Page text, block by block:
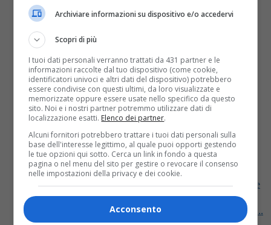
Cronaca6 anni fa
Caro preside, ci stringiamo tutti
intorno a te per la morte di Barbara
BIELLA – Tutta la comunità scolastica del Liceo “G. e
Q. Sella” esprime il proprio cordoglio e si stringe
intorno al Dirigente Scolastico Gianluca Spagnolo e...
Archiviare informazioni su dispositivo e/o accedervi
Scopri di più
I tuoi dati personali verranno trattati da 431 partner e le
informazioni raccolte dal tuo dispositivo (come cookie,
identificatori univoci e altri dati del dispositivo) potrebbero
essere condivise con questi ultimi, da loro visualizzate e
memorizzate oppure essere usate nello specifico da questo
sito. Noi e i nostri partner potremmo utilizzare dati di
localizzazione esatti. Elenco dei partner.
Alcuni fornitori potrebbero trattare i tuoi dati personali sulla
base dell'interesse legittimo, al quale puoi opporti gestendo
le tue opzioni qui sotto. Cerca un link in fondo a questa
pagina o nel menu del sito per gestire o revocare il consenso
nelle impostazioni della privacy e dei cookie.
Acconsento